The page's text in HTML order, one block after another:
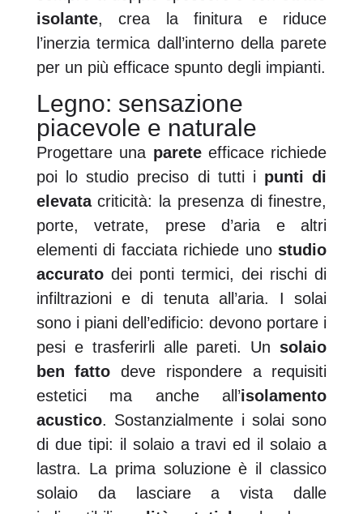
isolante, crea la finitura e riduce
l’inerzia termica dall’interno della parete
per un più efficace spunto degli impianti.
Legno: sensazione
piacevole e naturale
Progettare una pareteefficace richiede
poi lo studio preciso di tutti i punti di
elevatacriticità: la presenza di finestre,
porte, vetrate, prese d’aria e altri
elementi di facciata richiede uno studio
accuratodei ponti termici, dei rischi di
infiltrazioni e di tenuta all’aria. I solai
sono i piani dell’edificio: devono portare i
pesi e trasferirli alle pareti. Un solaio
ben fatto deve rispondere a requisiti
estetici ma anche all’isolamento
acustico. Sostanzialmente i solai sono
di due tipi: il solaio a travi ed il solaio a
lastra. La prima soluzione è il classico
solaio da lasciare a vista dalle